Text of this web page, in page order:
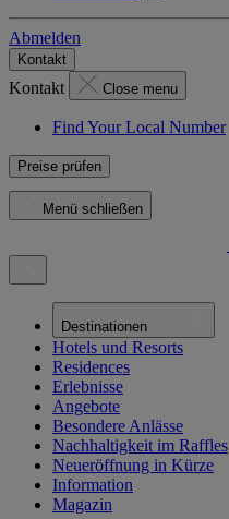
Abmelden
Kontakt
Kontakt Close menu
Find Your Local Number
Preise prüfen
Menü schließen
Destinationen
Hotels und Resorts
Residences
Erlebnisse
Angebote
Besondere Anlässe
Nachhaltigkeit im Raffles
Neueröffnung in Kürze
Information
Magazin